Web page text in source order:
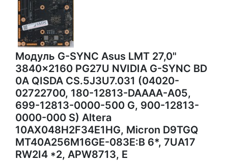
Модуль G-SYNC Asus LMT 27,0"
3840x2160 PG27U NVIDIA G-SYNC BD
0A QISDA CS.5J3U7.031 (04020-
02722700, 180-12813-DAAAA-A05,
699-12813-0000-500 G, 900-12813-
0000-000 S) Altera
10AX048H2F34E1HG, Micron D9TGQ
MT40A256M16GE-083E:B 6*, 7UA17
RW2I4 *2, APW8713, E